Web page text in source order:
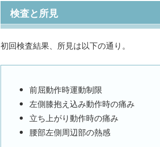
検査と所見
初回検査結果、所見は以下の通り。
前屈動作時運動制限
左側膝抱え込み動作時の痛み
立ち上がり動作時の痛み
腰部左側周辺部の熱感